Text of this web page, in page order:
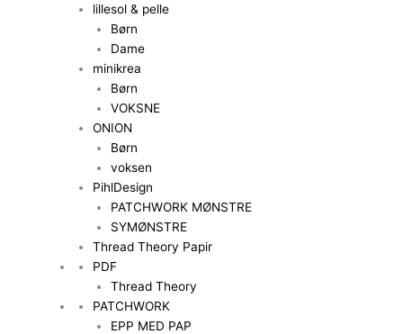
lillesol & pelle
Børn
Dame
minikrea
Børn
VOKSNE
ONION
Børn
voksen
PihlDesign
PATCHWORK MØNSTRE
SYMØNSTRE
Thread Theory Papir
PDF
Thread Theory
PATCHWORK
EPP MED PAP